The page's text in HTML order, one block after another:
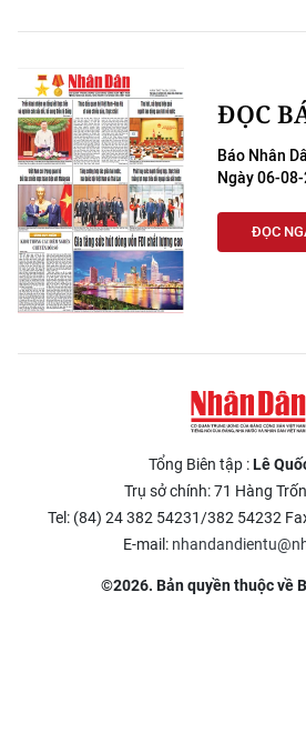
ĐỌC
Báo Nhân
Ngày 06-
ĐỌC
Tổng Biên tập :Lê
Trụ sở chính: 71 Hàng
Tel: (84) 24 382 54231/382 54232
E-mail:
©2026. Bản quyền thuộc về